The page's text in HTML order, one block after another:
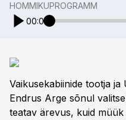
HOMMIKUPROGRAMM
00:00
Vaikusekabiinide tootja
Endrus Arge sõnul
teatav ärevus, kuid